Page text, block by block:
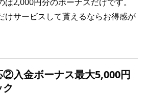
けサービスして貰えるならお得感が
②入金ボーナス最大5,000円